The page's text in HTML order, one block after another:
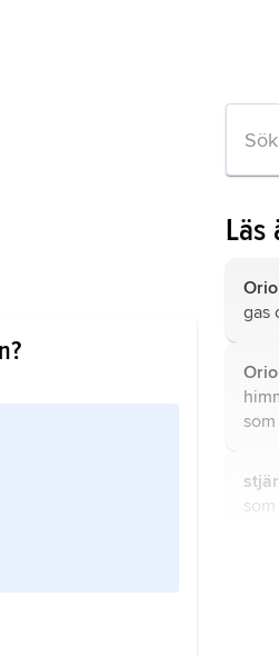
som
Läs
gas